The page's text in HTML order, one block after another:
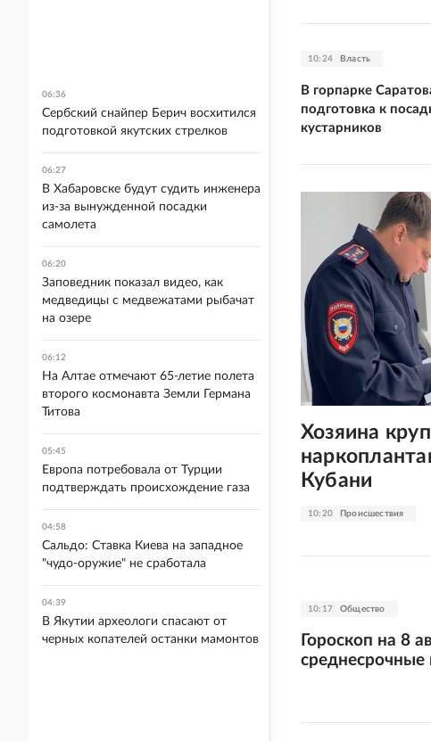
10:24 Власть
В горпарке
подготовка к
кустарников
10:20 Происшествия
Хозяина
Кубани
10:17 Общество
Гороскоп на 8
среднесрочные
06:36
Сербский снайпер Берич восхитился
подготовкой якутских стрелков
06:27
В Хабаровске будут судить инженера
из-за вынужденной посадки
самолета
06:20
Заповедник показал видео, как
медведицы с медвежатами рыбачат
на озере
06:12
На Алтае отмечают 65-летие полета
второго космонавта Земли Германа
Титова
05:45
Европа потребовала от Турции
подтверждать происхождение газа
04:58
Сальдо: Ставка Киева на западное
"чудо-оружие" не сработала
04:39
В Якутии археологи спасают от
черных копателей останки мамонтов